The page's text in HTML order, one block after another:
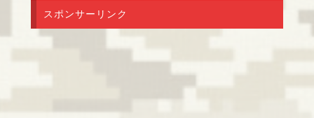
スポンサーリンク